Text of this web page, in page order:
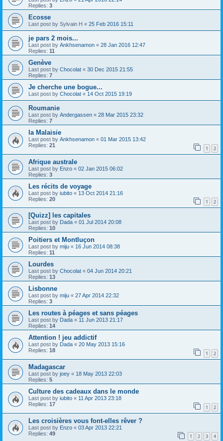
Replies: 3
Ecosse
Last post by Sylvain H « 25 Feb 2016 15:11
je pars 2 mois...
Last post by Ankhsenamon « 28 Jan 2016 12:47
Replies: 11
Genève
Last post by Chocolat « 30 Dec 2015 21:55
Replies: 7
Je cherche une bogue...
Last post by Chocolat « 14 Oct 2015 19:19
Roumanie
Last post by Andergassen « 28 Mar 2015 23:32
Replies: 7
la Malaisie
Last post by Ankhsenamon « 01 Mar 2015 13:42
Replies: 21 1 2
Afrique australe
Last post by Enzo « 02 Jan 2015 06:02
Replies: 3
Les récits de voyage
Last post by iubito « 13 Oct 2014 21:16
Replies: 20 1 2
[Quizz] les capitales
Last post by Dada « 01 Jul 2014 20:08
Replies: 10
Poitiers et Montluçon
Last post by miju « 16 Jun 2014 08:38
Replies: 11
Lourdes
Last post by Chocolat « 04 Jun 2014 20:21
Replies: 13
Lisbonne
Last post by miju « 27 Apr 2014 22:32
Replies: 3
Les routes à péages et sans péages
Last post by Dada « 11 Jun 2013 21:17
Replies: 14
Attention ! jeu addictif
Last post by Dada « 20 May 2013 15:16
Replies: 18 1 2
Madagascar
Last post by joey « 18 May 2013 22:03
Replies: 5
Culture des cadeaux dans le monde
Last post by iubito « 11 Apr 2013 23:18
Replies: 17 1 2
Les croisières vous font-elles rêver ?
Last post by Enzo « 03 Apr 2013 22:21
Replies: 49 1 2 3 4